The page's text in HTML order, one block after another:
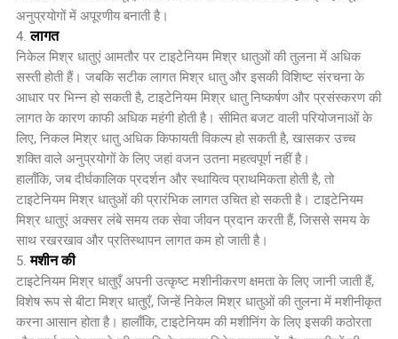
अनुप्रयोगों में अपूरणीय बनाती है।
4.लागत
निकेल मिश्र धातुएं आमतौर पर टाइटेनियम मिश्र धातुओं की तुलना में अधिक
सस्ती होती हैं। जबकि सटीक लागत मिश्र धातु और इसकी विशिष्ट संरचना के
आधार पर भिन्न हो सकती है, टाइटेनियम मिश्र धातु निष्कर्षण और प्रसंस्करण की
लागत के कारण काफी अधिक महंगी होती है। सीमित बजट वाली परियोजनाओं के
लिए, निकल मिश्र धातु अधिक किफायती विकल्प हो सकती है, खासकर उच्च
शक्ति वाले अनुप्रयोगों के लिए जहां वजन उतना महत्वपूर्ण नहीं है।
हालाँकि, जब दीर्घकालिक प्रदर्शन और स्थायित्व प्राथमिकता होती है, तो
टाइटेनियम मिश्र धातुओं की प्रारंभिक लागत उचित हो सकती है। टाइटेनियम
मिश्र धातुएं अक्सर लंबे समय तक सेवा जीवन प्रदान करती हैं, जिससे समय के
साथ रखरखाव और प्रतिस्थापन लागत कम हो जाती है।
5.मशीन की
टाइटेनियम मिश्र धातुएँ अपनी उत्कृष्ट मशीनीकरण क्षमता के लिए जानी जाती हैं,
विशेष रूप से बीटा मिश्र धातुएँ, जिन्हें निकेल मिश्र धातुओं की तुलना में मशीनीकृत
करना आसान होता है। हालाँकि, टाइटेनियम की मशीनिंग के लिए इसकी कठोरता